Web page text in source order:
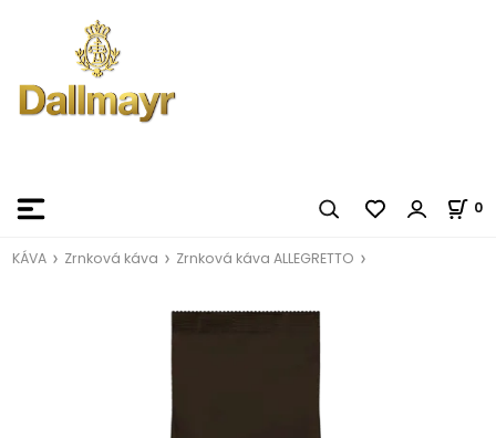
0
KÁVA Zrnková káva Zrnková káva ALLEGRETTO